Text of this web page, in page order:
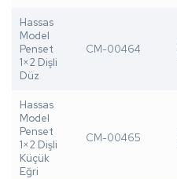
Hassas
Model
Penset
1×2 Dişli
Düz
CM-00464
Hassas
Model
Penset
1×2 Dişli
Küçük
Eğri
CM-00465